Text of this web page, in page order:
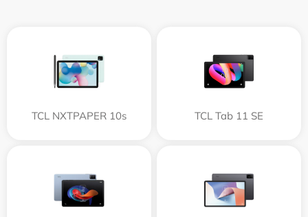
TCL NXTPAPER 10s TCL Tab 11 SE